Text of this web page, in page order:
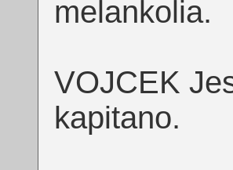
melankolia.
VOJCEK
kapitano.